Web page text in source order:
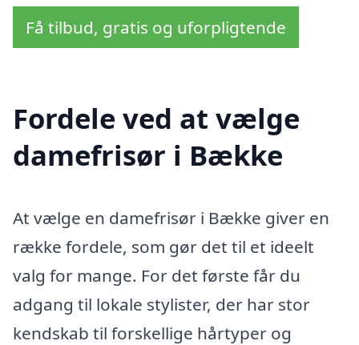
Få tilbud, gratis og uforpligtende
Fordele ved at vælge
damefrisør i Bække
At vælge en damefrisør i Bække giver en
række fordele, som gør det til et ideelt
valg for mange. For det første får du
adgang til lokale stylister, der har stor
kendskab til forskellige hårtyper og